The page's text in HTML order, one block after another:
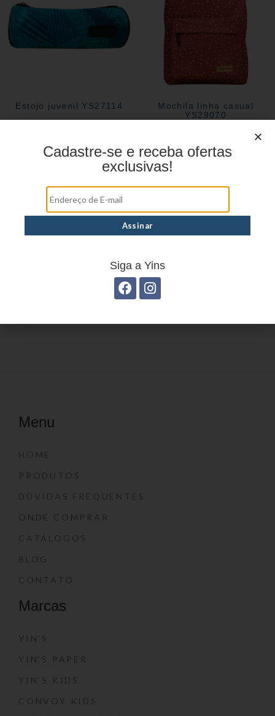
Estojo juvenil YS27114
Mochila linha casual
YS29070
Estojo Juvenil YS41030 Estojo Juvenil YS27108
Menu
HOME
PRODUTOS
DÚVIDAS FREQUENTES
ONDE COMPRAR
CATÁLOGOS
BLOG
CONTATO
Marcas
YIN’S
YIN’S PAPER
YIN’S KIDS
CONVOY KIDS
Cadastre-se e receba ofertas
exclusivas!
Siga a Yins